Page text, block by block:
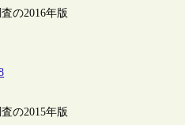
の2016年版
の2015年版